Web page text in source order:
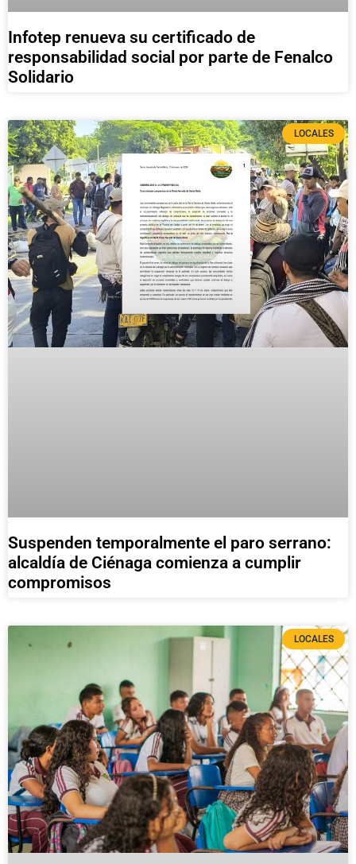
Infotep renueva su certificado de
responsabilidad social por parte de Fenalco
Solidario
LOCALES
Suspenden temporalmente el paro serrano:
alcaldía de Ciénaga comienza a cumplir
compromisos
LOCALES